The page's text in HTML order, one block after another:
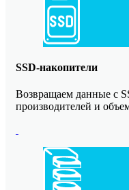
SSD-накопители
Возвращаем данные с
производителей и